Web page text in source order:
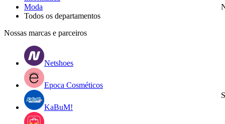
Moda
Todos os departamentos
Nossas marcas e parceiros
Netshoes
Epoca Cosméticos
KaBuM!